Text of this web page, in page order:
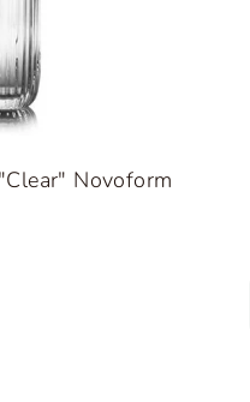
Novoform